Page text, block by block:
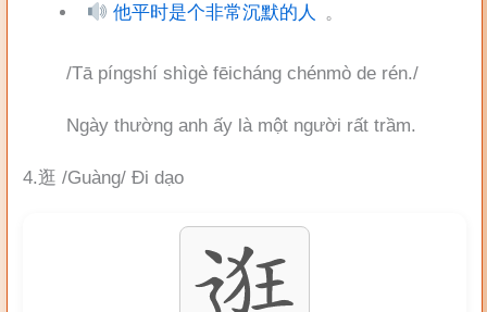
他平时是个非常沉默的人 。
/Tā píngshí shìgè fēicháng chénmò de rén./
Ngày thường anh ấy là một người rất trầm.
4.逛 /Guàng/ Đi dạo